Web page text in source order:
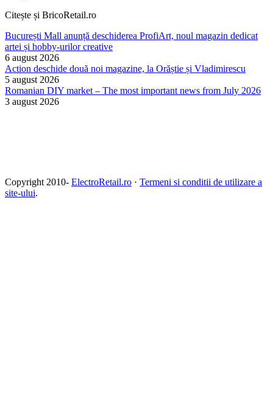
Citește și BricoRetail.ro
București Mall anunță deschiderea ProfiArt, noul magazin dedicat
artei și hobby-urilor creative
6 august 2026
Action deschide două noi magazine, la Orăștie și Vladimirescu
5 august 2026
Romanian DIY market – The most important news from July 2026
3 august 2026
Copyright 2010- ElectroRetail.ro · Termeni si conditii de utilizare a
site-ului.